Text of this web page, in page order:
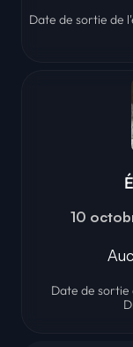
Date de sortie de
10
Date de sortie